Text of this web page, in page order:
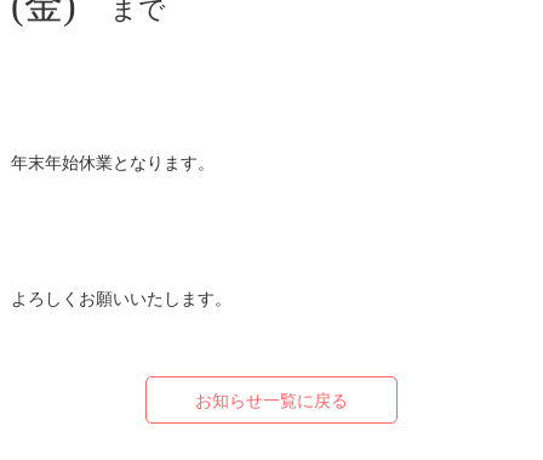
まで
年末年始休業となります。
よろしくお願いいたします。
お知らせ一覧に戻る